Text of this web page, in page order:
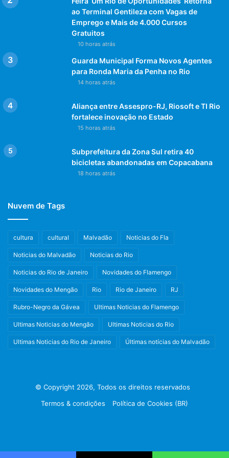
violência doméstica e 4.743 mulheres já foram assistidas
pelas equipes da GM-Rio.
Categoria:
3 de maio de 2024
Guarda Municipal do Rio
mulher
violência doméstica
Prefeitura do Rio
1.129
Noticias do Rio
Ultimas Noticias do Rio
Ultimas Noticias do Rio de Janeiro
ao Terminal Gentileza com Vagas de
Emprego e Mais de 4.000 Cursos
Gratuitos
10 horas atrás
Guarda Municipal Forma Novos Agentes
para Ronda Maria da Penha no Rio
14 horas atrás
Aliança entre Assespro-RJ, Riosoft e TI Rio
fortalece inovação no Estado
15 horas atrás
Subprefeitura da Zona Sul retira 40
bicicletas abandonadas em Copacabana
18 horas atrás
Nuvem de Tags
cultura cultural Malvadão Noticias do Fla
Noticias do Malvadão Noticias do Rio
Noticias do Rio de Janeiro Novidades do Flamengo
Novidades do Mengão Rio Rio de Janeiro RJ
Rubro-Negro da Gávea Ultimas Noticias do Flamengo
Ultimas Noticias do Mengão Ultimas Noticias do Rio
Ultimas Noticias do Rio de Janeiro Últimas notícias do Malvadão
© Copyright 2026, Todos os direitos reservados
Termos & condições
Política de Cookies (BR)